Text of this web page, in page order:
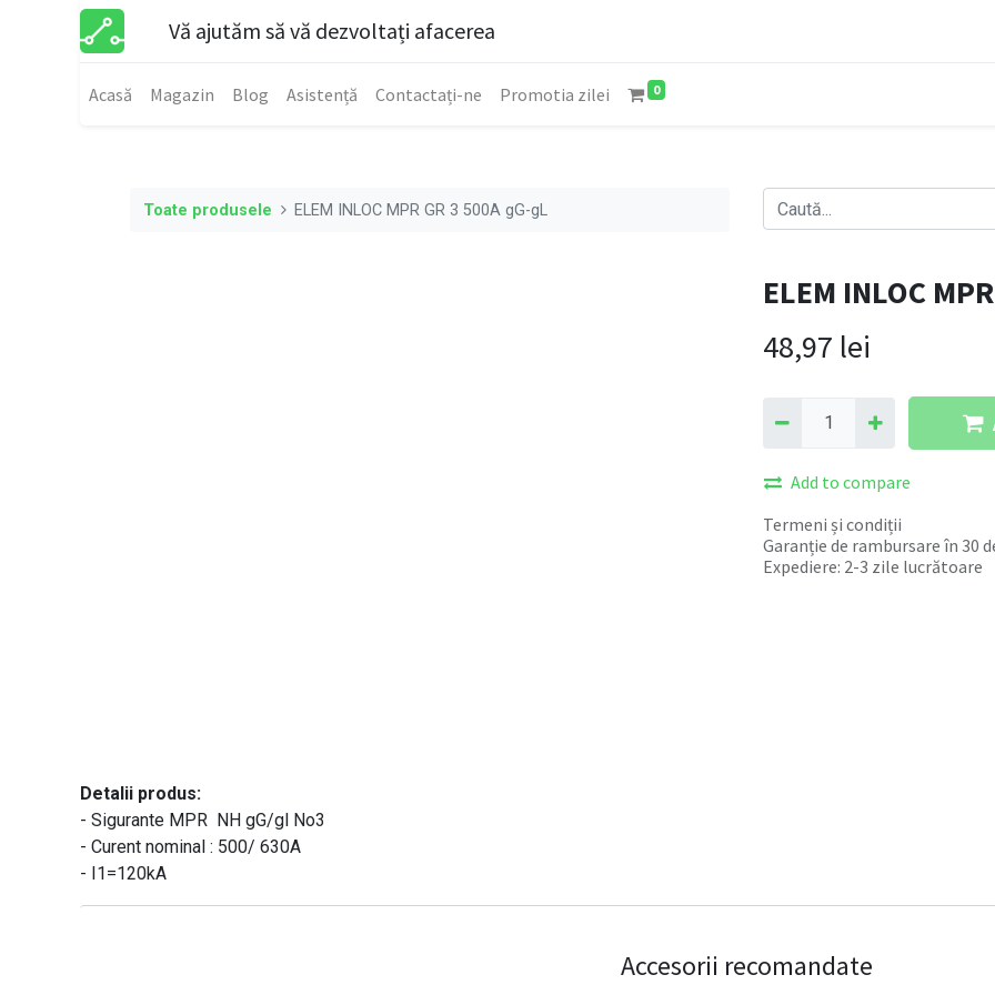
Vă ajutăm să vă dezvoltați afacerea
Acasă Magazin Blog Asistență Contactați-ne Promotia zilei 0
Toate produsele ELEM INLOC MPR GR 3 500A gG-gL
ELEM INLOC
48,97 lei
Add to compare
Termeni și condiții
Garanție de rambursare în 30
Expediere: 2-3 zile lucrătoare
Detalii produs:
- Sigurante MPR NH gG/gl No3
- Curent nominal : 500/ 630A
- I1=120kA
Accesorii recomandate